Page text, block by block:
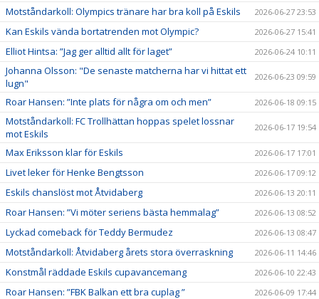
Motståndarkoll: Olympics tränare har bra koll på Eskils 2026-06-27 23:53
Kan Eskils vända bortatrenden mot Olympic? 2026-06-27 15:41
Elliot Hintsa: ”Jag ger alltid allt för laget” 2026-06-24 10:11
Johanna Olsson: "De senaste matcherna har vi hittat ett
lugn"
2026-06-23 09:59
Roar Hansen: ”Inte plats för några om och men” 2026-06-18 09:15
Motståndarkoll: FC Trollhättan hoppas spelet lossnar
mot Eskils
2026-06-17 19:54
Max Eriksson klar för Eskils 2026-06-17 17:01
Livet leker för Henke Bengtsson 2026-06-17 09:12
Eskils chanslöst mot Åtvidaberg 2026-06-13 20:11
Roar Hansen: ”Vi möter seriens bästa hemmalag” 2026-06-13 08:52
Lyckad comeback för Teddy Bermudez 2026-06-13 08:47
Motståndarkoll: Åtvidaberg årets stora överraskning 2026-06-11 14:46
Konstmål räddade Eskils cupavancemang 2026-06-10 22:43
Roar Hansen: ”FBK Balkan ett bra cuplag ” 2026-06-09 17:44